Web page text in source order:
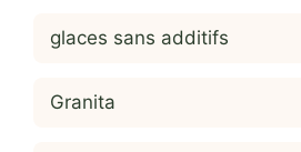
glaces sans additifs
Granita